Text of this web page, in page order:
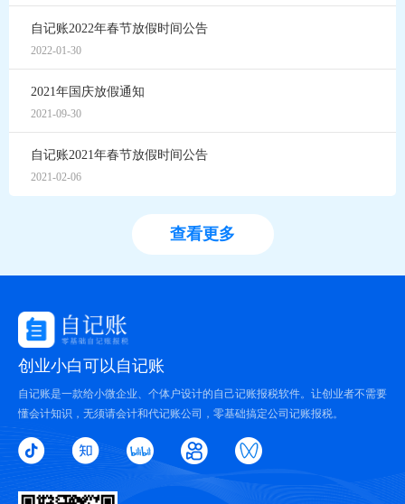
自记账2022年春节放假时间公告
2022-01-30
2021年国庆放假通知
2021-09-30
自记账2021年春节放假时间公告
2021-02-06
查看更多
创业小白可以自记账
自记账是一款给小微企业、个体户设计的自己记账报税软件。让创业者不需要
懂会计知识，无须请会计和代记账公司，零基础搞定公司记账报税。